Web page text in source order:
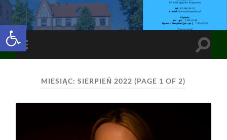
Open toolbar
Toggle
mobile
Toggle
MIESIĄC:SIERPIEŃ 2022 (PAGE 1 OF 2)